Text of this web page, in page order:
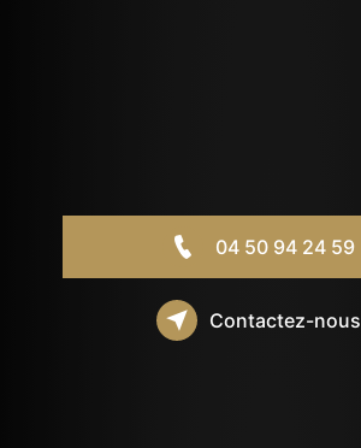
04 50 94 24 59
Contactez-nous